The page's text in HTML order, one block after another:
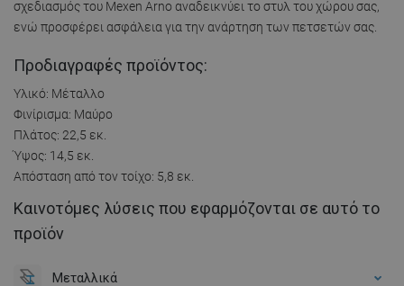
σχεδιασμός του Mexen Arno αναδεικνύει το στυλ του χώρου σας,
ενώ προσφέρει ασφάλεια για την ανάρτηση των πετσετών σας.
Προδιαγραφές προϊόντος:
Υλικό: Μέταλλο
Φινίρισμα: Μαύρο
Πλάτος: 22,5 εκ.
Ύψος: 14,5 εκ.
Απόσταση από τον τοίχο: 5,8 εκ.
Καινοτόμες λύσεις που εφαρμόζονται σε αυτό το
προϊόν
Μεταλλικά